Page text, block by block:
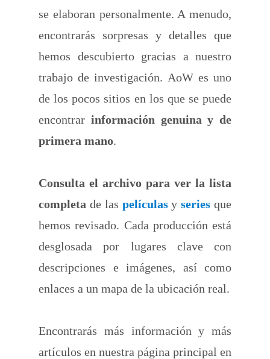
se elaboran personalmente. A menudo,
encontrarás sorpresas y detalles que
hemos descubierto gracias a nuestro
trabajo de investigación. AoW es uno
de los pocos sitios en los que se puede
encontrar información genuina y de
primera mano.
Consulta el archivo para ver la lista
completa de las películasyseries que
hemos revisado. Cada producción está
desglosada por lugares clave con
descripciones e imágenes, así como
enlaces a un mapa de la ubicación real.
Encontrarás más información y más
artículos en nuestra página principal en